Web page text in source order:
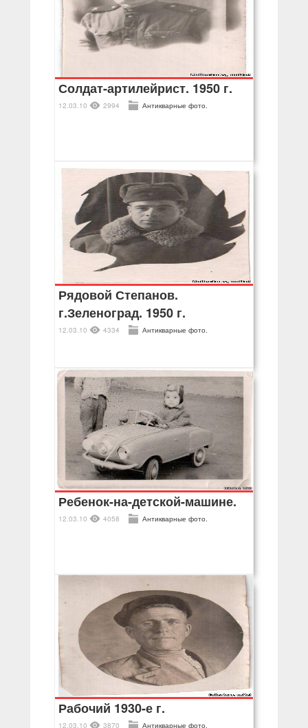
Солдат-артилейрист. 1950 г.
12.03.10 2994 Антикварные фото.
Рядовой Степанов.
г.Зеленоград. 1950 г.
12.03.10 4334 Антикварные фото.
Ребенок-на-детской-машине.
12.03.10 4058 Антикварные фото.
Рабочий 1930-е г.
12.03.10 3870 Антикварные фото.